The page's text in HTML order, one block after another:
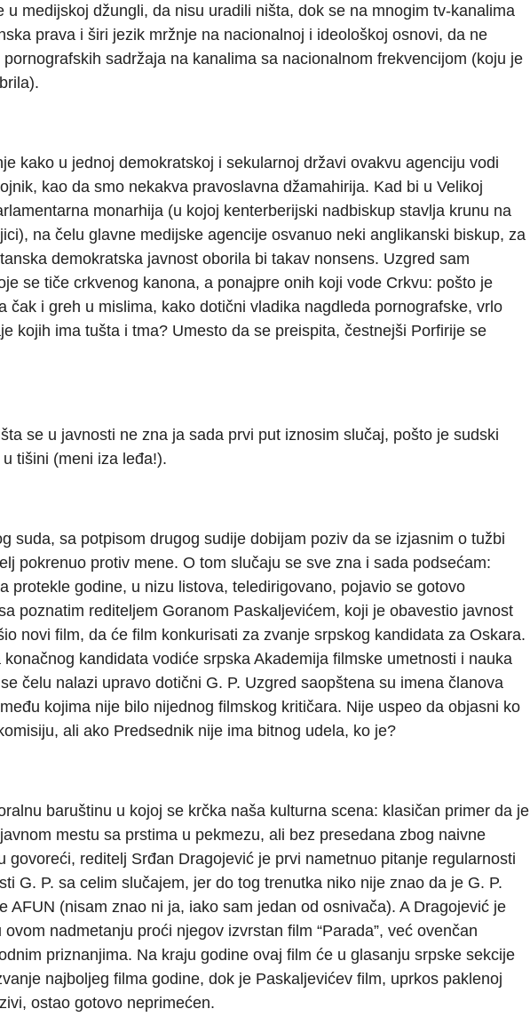
u medijskoj džungli, da nisu uradili ništa, dok se na mnogim tv-kanalima
prava i širi jezik mržnje na nacionalnoj i ideološkoj osnovi, da ne
sadržaja na kanalima sa nacionalnom frekvencijom (koju je
kako u jednoj demokratskoj i sekularnoj državi ovakvu agenciju vodi
kao da smo nekakva pravoslavna džamahirija. Kad bi u Velikoj
monarhija (u kojoj kenterberijski nadbiskup stavlja krunu na
na čelu glavne medijske agencije osvanuo neki anglikanski biskup, za
demokratska javnost oborila bi takav nonsens. Uzgred sam
se tiče crkvenog kanona, a ponajpre onih koji vode Crkvu: pošto je
čak i greh u mislima, kako dotični vladika nagdleda pornografske, vrlo
kojih ima tušta i tma? Umesto da se preispita, čestnejši Porfirije se
se u javnosti ne zna ja sada prvi put iznosim slučaj, pošto je sudski
tišini (meni iza leđa!).
suda, sa potpisom drugog sudije dobijam poziv da se izjasnim o tužbi
pokrenuo protiv mene. O tom slučaju se sve zna i sada podsećam:
protekle godine, u nizu listova, teledirigovano, pojavio se gotovo
poznatim rediteljem Goranom Paskaljevićem, koji je obavestio javnost
novi film, da će film konkurisati za zvanje srpskog kandidata za Oskara.
kandidata vodiće srpska Akademija filmske umetnosti i nauka
čelu nalazi upravo dotični G. P. Uzgred saopštena su imena članova
kojima nije bilo nijednog filmskog kritičara. Nije uspeo da objasni ko
ali ako Predsednik nije ima bitnog udela, ko je?
baruštinu u kojoj se krčka naša kulturna scena: klasičan primer da je
mestu sa prstima u pekmezu, ali bez presedana zbog naivne
govoreći, reditelj Srđan Dragojević je prvi nametnuo pitanje regularnosti
G. P. sa celim slučajem, jer do tog trenutka niko nije znao da je G. P.
AFUN (nisam znao ni ja, iako sam jedan od osnivača). A Dragojević je
nadmetanju proći njegov izvrstan film “Parada”, već ovenčan
priznanjima. Na kraju godine ovaj film će u glasanju srpske sekcije
najboljeg filma godine, dok je Paskaljevićev film, uprkos paklenoj
ostao gotovo neprimećen.